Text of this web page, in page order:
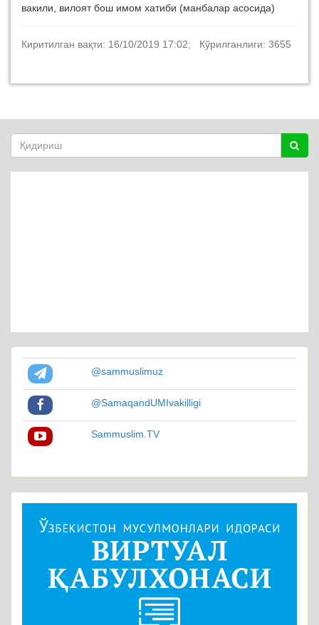
вакили, вилоят бош имом хатиби (манбалар асосида)
Киритилган вақти: 16/10/2019 17:02; Кўрилганлиги: 3655
@sammuslimuz
@SamaqandUMIvakilligi
Sammuslim.TV